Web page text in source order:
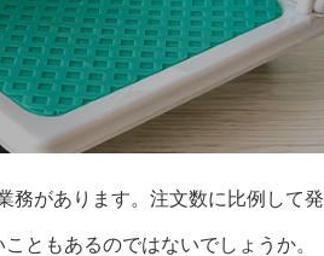
務があります。注文数に比例して発
ともあるのではないでしょうか。